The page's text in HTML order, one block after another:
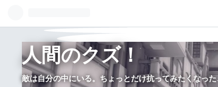
人間のクズ！
敵は自分の中にいる。ちょっとだけ抗ってみたくなっ